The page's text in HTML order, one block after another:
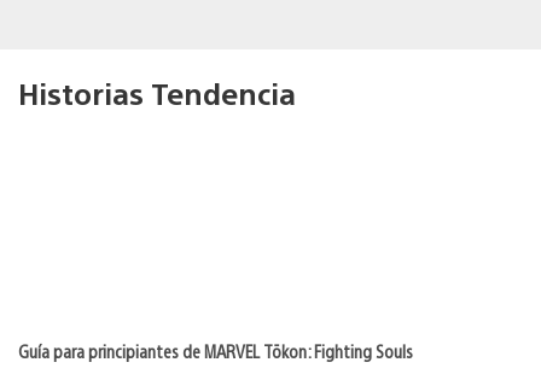
Historias Tendencia
Guía para principiantes de MARVEL Tōkon: Fighting Souls